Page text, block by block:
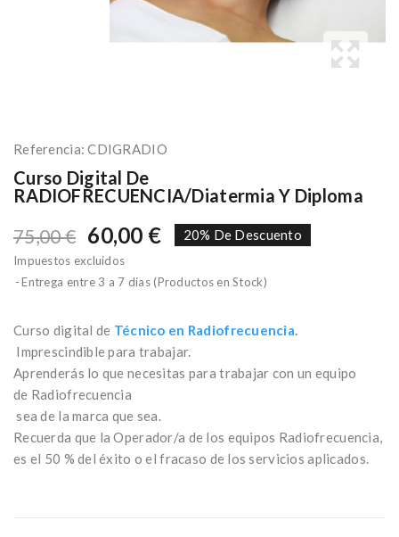
Referencia: CDIGRADIO
Curso Digital De
RADIOFRECUENCIA/diatermia Y Diploma
75,00 € 60,00 € 20% De Descuento
Impuestos excluidos
Entrega entre 3 a 7 días (Productos en Stock)
Curso digital de Técnico en Radiofrecuencia.
Imprescindible para trabajar.
Aprenderás lo que necesitas para trabajar con un equipo
de Radiofrecuencia
sea de la marca que sea.
Recuerda que la Operador/a de los equipos Radiofrecuencia,
es el 50 % del éxito o el fracaso de los servicios aplicados.